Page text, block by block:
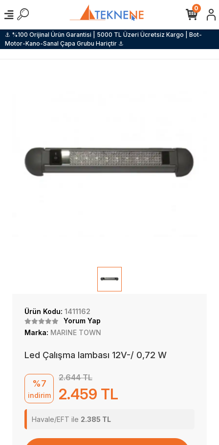
⚓ %100 Orijinal Ürün Garantisi | 5000 TL Üzeri Ücretsiz Kargo | Bot-
Motor-Kano-Sanal Çapa Grubu Hariçtir ⚓
0
Ürün Kodu: 1411162
Yorum Yap
Marka: MARINE TOWN
Led Çalışma lambası 12V-/ 0,72 W
%7
indirim
2.644 TL
2.459 TL
Havale/EFT ile 2.385 TL